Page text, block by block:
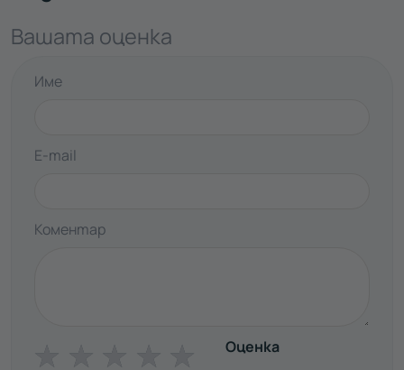
Вашата оценка
Име
E-mail
Коментар
Оценка